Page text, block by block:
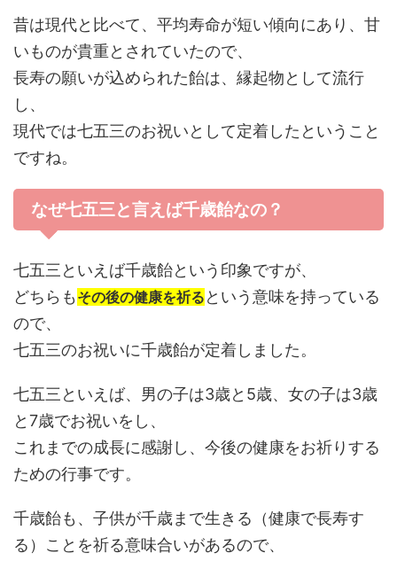
昔は現代と比べて、平均寿命が短い傾向にあり、甘
いものが貴重とされていたので、
長寿の願いが込められた飴は、縁起物として流行
し、
現代では七五三のお祝いとして定着したということ
ですね。
なぜ七五三と言えば千歳飴なの？
七五三といえば千歳飴という印象ですが、
どちらも その後の健康を祈る という意味を持っている
ので、
七五三のお祝いに千歳飴が定着しました。
七五三といえば、男の子は3歳と5歳、女の子は3歳
と7歳でお祝いをし、
これまでの成長に感謝し、今後の健康をお祈りする
ための行事です。
千歳飴も、子供が千歳まで生きる（健康で長寿す
る）ことを祈る意味合いがあるので、